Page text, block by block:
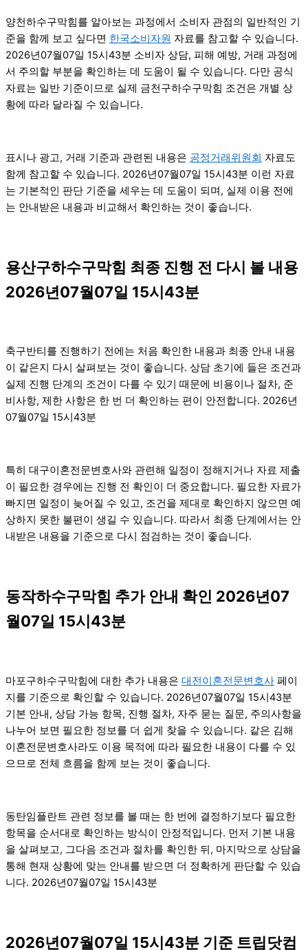
양천하수구막힘를 알아보는 과정에서 소비자 관점의 일반적인 기
준을 함께 보고 싶다면 한국소비자원 자료를 참고할 수 있습니다.
2026년07월07일 15시43분 소비자 상담, 피해 예방, 거래 과정에
서 주의할 부분을 확인하는 데 도움이 될 수 있습니다. 다만 공식
자료는 일반 기준이므로 실제 금천구하수구막힘 조건은 개별 상
황에 따라 달라질 수 있습니다.
표시나 광고, 거래 기준과 관련된 내용은 공정거래위원회 자료도
함께 참고할 수 있습니다. 2026년07월07일 15시43분 이런 자료
는 기본적인 판단 기준을 세우는 데 도움이 되며, 실제 이용 전에
는 안내받은 내용과 비교해서 확인하는 것이 좋습니다.
용산구하수구막힘 최종 진행 전 다시 볼 내용
2026년07월07일 15시43분
축구반티를 진행하기 전에는 처음 확인한 내용과 최종 안내 내용
이 같은지 다시 살펴보는 것이 좋습니다. 상담 초기에 들은 조건과
실제 진행 단계의 조건이 다를 수 있기 때문에 비용이나 절차, 준
비사항, 제한 사항은 한 번 더 확인하는 편이 안전합니다. 2026년
07월07일 15시43분
특히 대구이혼전문변호사와 관련해 일정이 정해지거나 자료 제출
이 필요한 경우에는 진행 전 확인이 더 중요합니다. 필요한 자료가
빠지면 일정이 늦어질 수 있고, 조건을 제대로 확인하지 않으면 예
상하지 못한 불편이 생길 수 있습니다. 따라서 최종 단계에서는 안
내받은 내용을 기준으로 다시 점검하는 것이 좋습니다.
동작하수구막힘 추가 안내 확인 2026년07
월07일 15시43분
마포구하수구막힘에 대한 추가 내용은 대전이혼전문변호사 페이
지를 기준으로 확인할 수 있습니다. 2026년07월07일 15시43분
기본 안내, 상담 가능 항목, 진행 절차, 자주 묻는 질문, 주의사항을
나누어 보면 필요한 정보를 더 쉽게 찾을 수 있습니다. 같은 김해
이혼전문변호사라도 이용 목적에 따라 필요한 내용이 다를 수 있
으므로 전체 흐름을 함께 보는 것이 좋습니다.
동탄임플란트 관련 정보를 볼 때는 한 번에 결정하기보다 필요한
항목을 순서대로 확인하는 방식이 안정적입니다. 먼저 기본 내용
을 살펴보고, 그다음 조건과 절차를 확인한 뒤, 마지막으로 상담을
통해 현재 상황에 맞는 안내를 받으면 더 정확하게 판단할 수 있습
니다. 2026년07월07일 15시43분
2026년07월07일 15시43분 기준 트립닷컴